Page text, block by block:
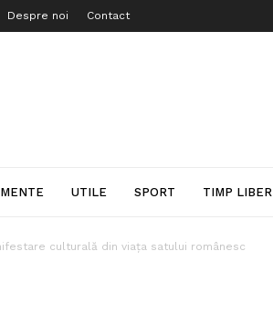
Despre noi Contact
UTILE SPORT TIMP LIBER
culturală din viața satului românesc